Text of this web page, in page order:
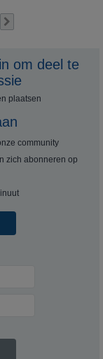
om deel te
plaatsen
community
zich abonneren op